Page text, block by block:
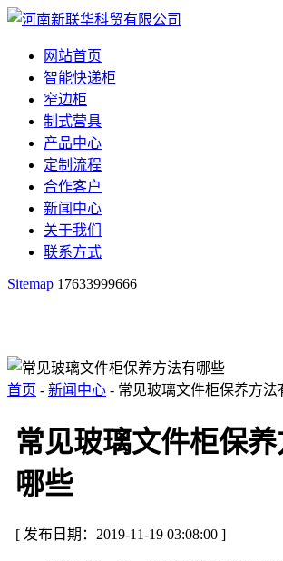
网站首页
智能快递柜
窄边柜
制式营具
产品中心
定制流程
合作客户
新闻中心
关于我们
联系方式
Sitemap 17633999666
首页 - 新闻中心 - 常见玻璃文件柜保养方法
常见玻璃文件柜保
哪些
[ 发布日期：2019-11-19 03:08:00 ]